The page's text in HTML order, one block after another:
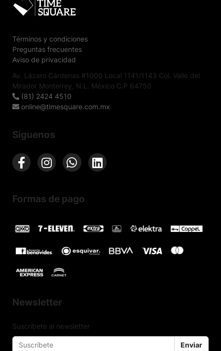
Términos y condiciones
Preguntas frecuentes
Aviso de privacidad
Av. Lázaro Cárdenas #1000 Local 1141/1143 Col. Valle del
Mirador Monterrey, N.L. México C.P 64750
(81) 2424 4510
online@timesquare.com.mx
Síguenos
Formas de pago
Newsletter
Suscríbete al newsletter
Enviar